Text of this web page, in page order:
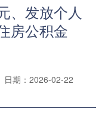
、发放个人
房公积金
日期：2026-02-22